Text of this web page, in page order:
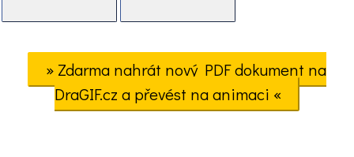
» Zdarma nahrát nový PDF dokument na
DraGIF.cz a převést na animaci «